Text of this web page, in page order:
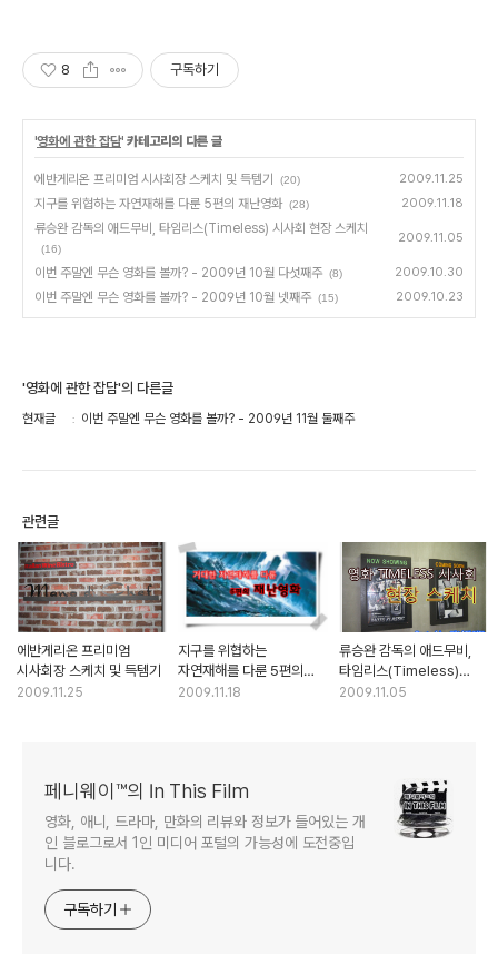
8 구독하기
'영화에 관한 잡담' 카테고리의 다른 글
에반게리온 프리미엄 시사회장 스케치 및 득템기 (20) 2009.11.25
지구를 위협하는 자연재해를 다룬 5편의 재난영화 (28) 2009.11.18
류승완 감독의 애드무비, 타임리스(Timeless) 시사회 현장 스케치
(16)
2009.11.05
이번 주말엔 무슨 영화를 볼까? - 2009년 10월 다섯째주 (8) 2009.10.30
이번 주말엔 무슨 영화를 볼까? - 2009년 10월 넷째주 (15) 2009.10.23
'영화에 관한 잡담'의 다른글
현재글 이번 주말엔 무슨 영화를 볼까? - 2009년 11월 둘째주
관련글
에반게리온 프리미엄
시사회장 스케치 및 득템기
2009.11.25
지구를 위협하는
자연재해를 다룬 5편의
재난영화
2009.11.18
류승완 감독의 애드무비,
타임리스(Timeless)
시사회 현장 스케치
2009.11.05
페니웨이™의 In This Film
영화, 애니, 드라마, 만화의 리뷰와 정보가 들어있는 개
인 블로그로서 1인 미디어 포털의 가능성에 도전중입
니다.
구독하기